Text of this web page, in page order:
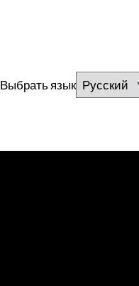
Выбрать язык